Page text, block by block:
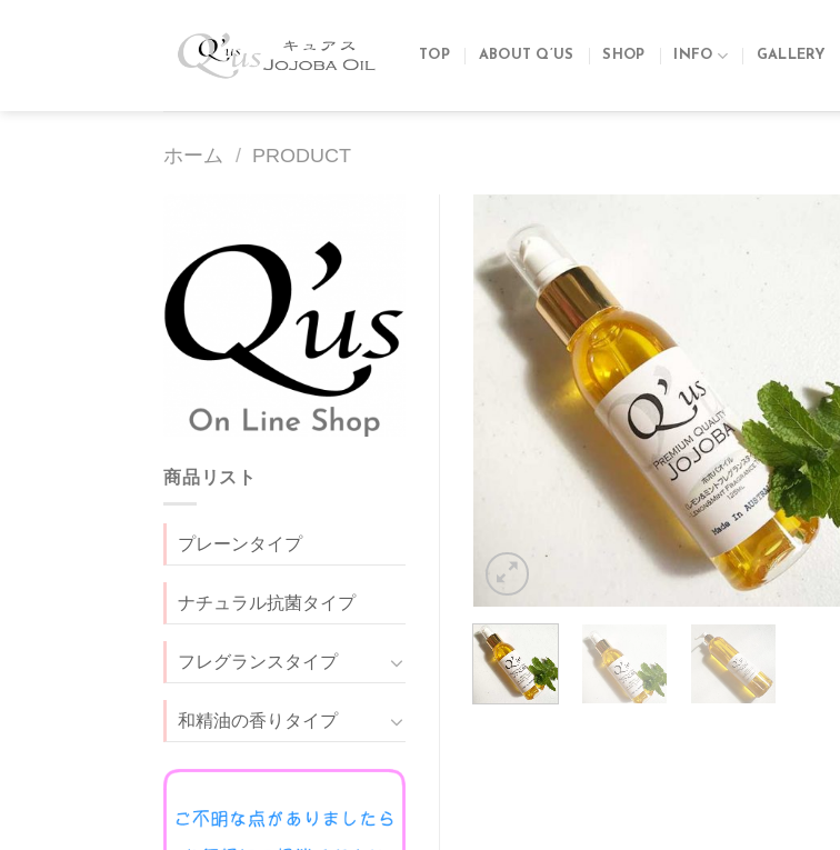
TOP ABOUT Q’US SHOP INFO GALLERY
ホーム / PRODUCT
商品リスト
プレーンタイプ
ナチュラル抗菌タイプ
フレグランスタイプ
和精油の香りタイプ